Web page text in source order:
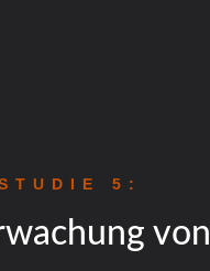
5:
von